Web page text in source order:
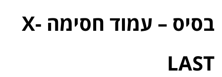
בסיס – עמוד חסימה X-
LAST